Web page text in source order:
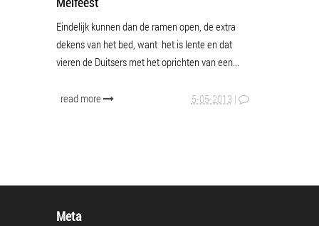
Eindelijk kunnen dan de ramen open, de extra
dekens van het bed, want het is lente en dat
vieren de Duitsers met het oprichten van een...
read more 5-05-2013 |
Meta